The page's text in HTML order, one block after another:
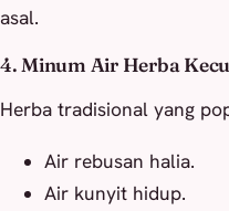
asal.
4. Minum Air Herba
Herba tradisional yang
Air rebusan halia.
Air kunyit hidup.